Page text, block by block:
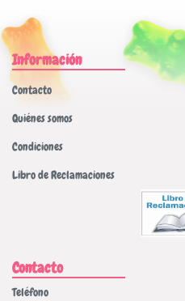
Información
Contacto
Quiénes somos
Condiciones
Libro de Reclamaciones
Contacto
Teléfono